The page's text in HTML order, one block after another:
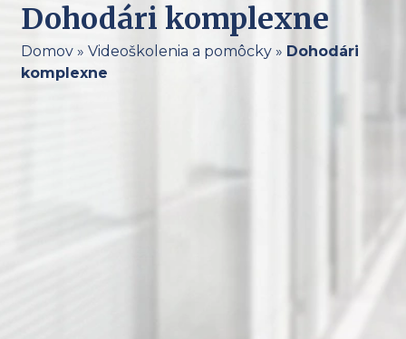
Dohodári komplexne
Domov» Videoškolenia a pomôcky» Dohodári
komplexne